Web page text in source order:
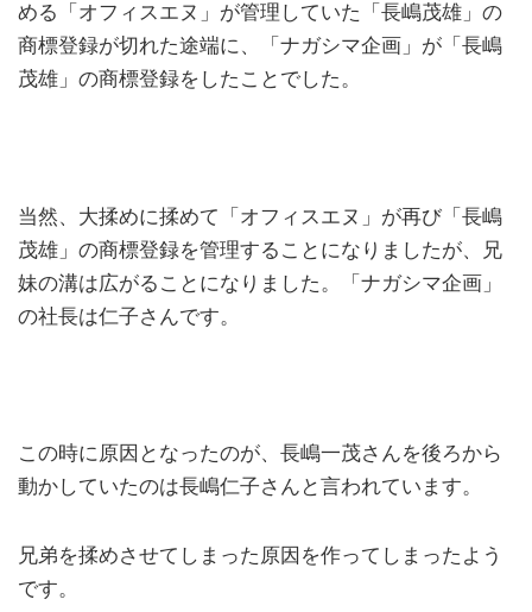
める「オフィスエヌ」が管理していた「長嶋茂雄」の
商標登録が切れた途端に、「ナガシマ企画」が「長嶋
茂雄」の商標登録をしたことでした。
当然、大揉めに揉めて「オフィスエヌ」が再び「長嶋
茂雄」の商標登録を管理することになりましたが、兄
妹の溝は広がることになりました。「ナガシマ企画」
の社長は仁子さんです。
この時に原因となったのが、長嶋一茂さんを後ろから
動かしていたのは長嶋仁子さんと言われています。
兄弟を揉めさせてしまった原因を作ってしまったよう
です。